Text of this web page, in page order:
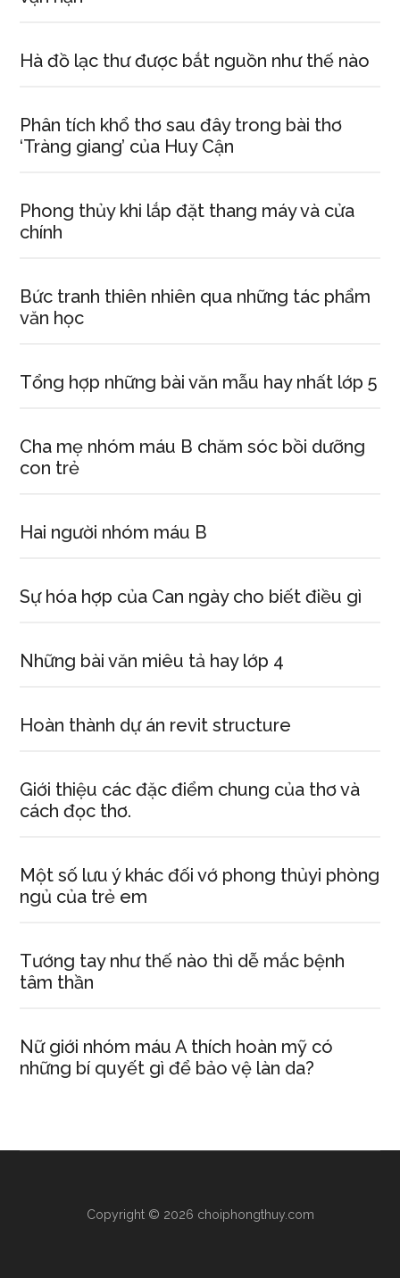
Hà đồ lạc thư được bắt nguồn như thế nào
Phân tích khổ thơ sau đây trong bài thơ
‘Tràng giang’ của Huy Cận
Phong thủy khi lắp đặt thang máy và cửa
chính
Bức tranh thiên nhiên qua những tác phẩm
văn học
Tổng hợp những bài văn mẫu hay nhất lớp 5
Cha mẹ nhóm máu B chăm sóc bồi dưỡng
con trẻ
Hai người nhóm máu B
Sự hóa hợp của Can ngày cho biết điều gì
Những bài văn miêu tả hay lớp 4
Hoàn thành dự án revit structure
Giới thiệu các đặc điểm chung của thơ và
cách đọc thơ.
Một số lưu ý khác đối vớ phong thủyi phòng
ngủ của trẻ em
Tướng tay như thế nào thì dễ mắc bệnh
tâm thần
Nữ giới nhóm máu A thích hoàn mỹ có
những bí quyết gì để bảo vệ làn da?
Copyright © 2026 choiphongthuy.com